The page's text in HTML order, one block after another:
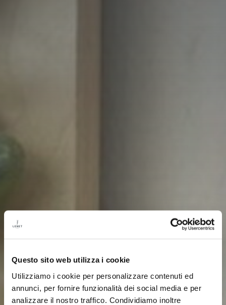
Questo sito web utilizza i cookie
Utilizziamo i cookie per personalizzare contenuti ed
annunci, per fornire funzionalità dei social media e per
analizzare il nostro traffico. Condividiamo inoltre